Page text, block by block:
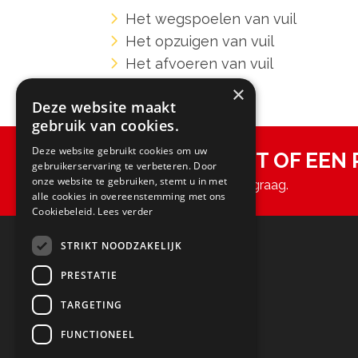
Het wegspoelen van vuil
Het opzuigen van vuil
Het afvoeren van vuil
RIOOL VERSTOPT OF EEN
Geen zorgen. Wij helpen je graag.
STORM SERVICE
×
Deze website maakt
gebruik van cookies.
Deze website gebruikt cookies om uw
gebruikerservaring te verbeteren. Door
onze website te gebruiken, stemt u in met
alle cookies in overeenstemming met ons
Cookiebeleid. Lees verder
STRIKT NOODZAKELIJK
PRESTATIE
TARGETING
FUNCTIONEEL